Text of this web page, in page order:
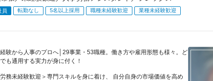
員 転勤なし 5名以上採用 職種未経験歓迎 業種未経験歓迎
験から人事のプロへ│29事業・53職種。働き方や雇用形態も様々。ど
でも通用する実力が身に付く！
労務未経験歓迎＞専門スキルを身に着け、 自分自身の市場価値を高め